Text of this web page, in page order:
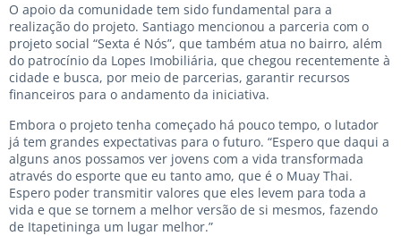
O apoio da comunidade tem sido fundamental para a
realização do projeto. Santiago mencionou a parceria com o
projeto social “Sexta é Nós”, que também atua no bairro, além
do patrocínio da Lopes Imobiliária, que chegou recentemente à
cidade e busca, por meio de parcerias, garantir recursos
financeiros para o andamento da iniciativa.
Embora o projeto tenha começado há pouco tempo, o lutador
já tem grandes expectativas para o futuro. “Espero que daqui a
alguns anos possamos ver jovens com a vida transformada
através do esporte que eu tanto amo, que é o Muay Thai.
Espero poder transmitir valores que eles levem para toda a
vida e que se tornem a melhor versão de si mesmos, fazendo
de Itapetininga um lugar melhor.”